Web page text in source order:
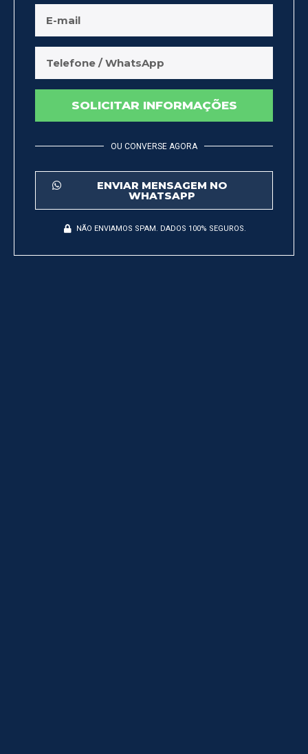
SOLICITAR INFORMAÇÕES
OU CONVERSE AGORA
ENVIAR MENSAGEM NO
WHATSAPP
NÃO ENVIAMOS SPAM. DADOS 100% SEGUROS.